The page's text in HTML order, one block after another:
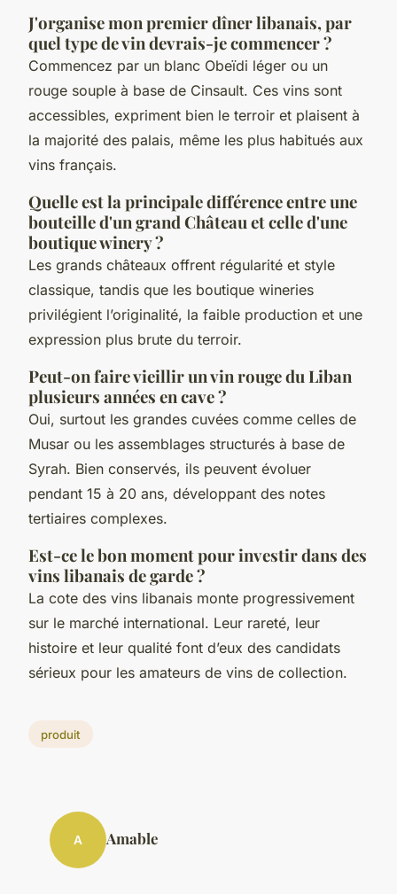
J'organise mon premier dîner libanais, par
quel type de vin devrais-je commencer ?
Commencez par un blanc Obeïdi léger ou un
rouge souple à base de Cinsault. Ces vins sont
accessibles, expriment bien le terroir et plaisent à
la majorité des palais, même les plus habitués aux
vins français.
Quelle est la principale différence entre une
bouteille d'un grand Château et celle d'une
boutique winery ?
Les grands châteaux offrent régularité et style
classique, tandis que les boutique wineries
privilégient l’originalité, la faible production et une
expression plus brute du terroir.
Peut-on faire vieillir un vin rouge du Liban
plusieurs années en cave ?
Oui, surtout les grandes cuvées comme celles de
Musar ou les assemblages structurés à base de
Syrah. Bien conservés, ils peuvent évoluer
pendant 15 à 20 ans, développant des notes
tertiaires complexes.
Est-ce le bon moment pour investir dans des
vins libanais de garde ?
La cote des vins libanais monte progressivement
sur le marché international. Leur rareté, leur
histoire et leur qualité font d’eux des candidats
sérieux pour les amateurs de vins de collection.
produit
A Amable